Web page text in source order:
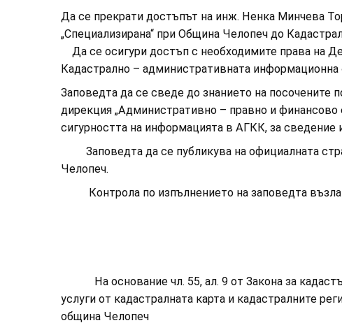
Да се прекрати достъпът на инж. Ненка Минчева
„Специализирана“ при Община Челопеч до
Да се осигури достъп с необходимите права на
Кадастрално – административната
Заповедта да се сведе до знанието на посочените
дирекция „Административно – правно и
сигурността на информацията в АГКК, за сведение
Заповедта да се публикува на официалната
Челопеч.
Контрола по изпълнението на заповедта
На основание чл. 55, ал. 9 от Закона за
услуги от кадастралната карта и кадастралните
община Челопеч